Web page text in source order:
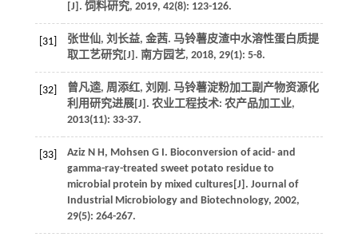
[J]. 饲料研究, 2019, 42(8): 123-126.
[31]
张世仙, 刘长益, 金茜. 马铃薯皮渣中水溶性蛋白质提
取工艺研究[J]. 南方园艺, 2018, 29(1): 5-8.
[32]
曾凡逵, 周添红, 刘刚. 马铃薯淀粉加工副产物资源化
利用研究进展[J]. 农业工程技术: 农产品加工业,
2013(11): 33-37.
[33] Aziz N H, Mohsen G I. Bioconversion of acid- and
gamma-ray-treated sweet potato residue to
microbial protein by mixed cultures[J]. Journal of
Industrial Microbiology and Biotechnology, 2002,
29(5): 264-267.